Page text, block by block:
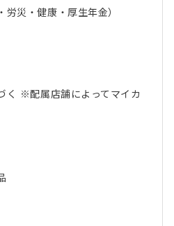
災・健康・厚生年金）
く ※配属店舗によってマイカ